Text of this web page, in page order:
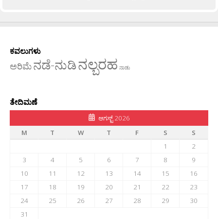
ಕವಲುಗಳು
ಅರಿಮೆನಡೆ-ನುಡಿನಲ್ಬರಹ ನಾಡು
ತೇದಿಮಣೆ
ಆಗಸ್ಟ್ 2026
M
T W T F S
S
1
2
3
4 5 6 7 8
9
10
11 12 13 14 15
16
17
18 19 20 21 22
23
24
25 26 27 28 29
30
31